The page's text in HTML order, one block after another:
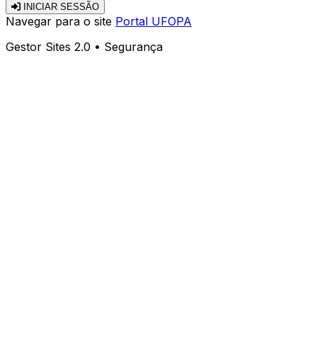
INICIAR SESSÃO
Navegar para o site Portal UFOPA
Gestor Sites 2.0 • Segurança